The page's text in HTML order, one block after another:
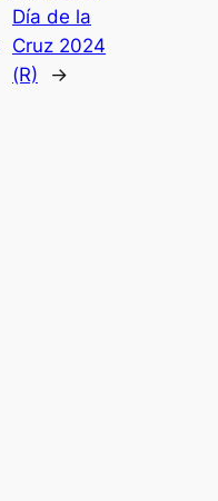
Día de la
Cruz 2024
(R)
→